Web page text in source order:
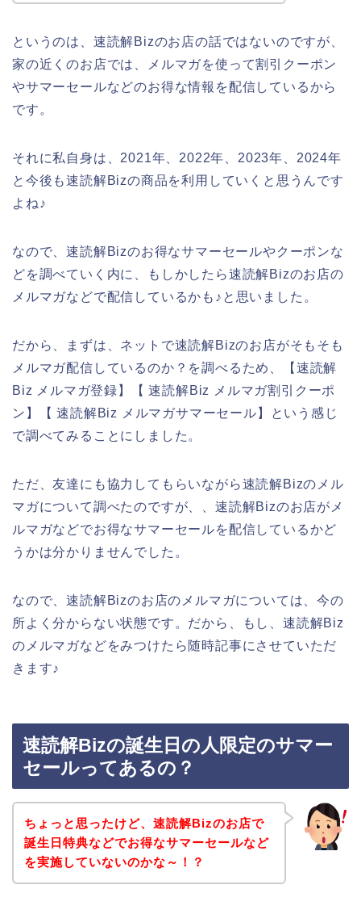
というのは、速読解Bizのお店の話ではないのですが、
家の近くのお店では、メルマガを使って割引クーポン
やサマーセールなどのお得な情報を配信しているから
です。
それに私自身は、2021年、2022年、2023年、2024年
と今後も速読解Bizの商品を利用していくと思うんです
よね♪
なので、速読解Bizのお得なサマーセールやクーポンな
どを調べていく内に、もしかしたら速読解Bizのお店の
メルマガなどで配信しているかも♪と思いました。
だから、まずは、ネットで速読解Bizのお店がそもそも
メルマガ配信しているのか？を調べるため、【速読解
Biz メルマガ登録】【 速読解Biz メルマガ割引クーポ
ン】【 速読解Biz メルマガサマーセール】という感じ
で調べてみることにしました。
ただ、友達にも協力してもらいながら速読解Bizのメル
マガについて調べたのですが、、速読解Bizのお店がメ
ルマガなどでお得なサマーセールを配信しているかど
うかは分かりませんでした。
なので、速読解Bizのお店のメルマガについては、今の
所よく分からない状態です。だから、もし、速読解Biz
のメルマガなどをみつけたら随時記事にさせていただ
きます♪
速読解Bizの誕生日の人限定のサマー
セールってあるの？
ちょっと思ったけど、速読解Bizのお店で
誕生日特典などでお得なサマーセールなど
を実施していないのかな～！？